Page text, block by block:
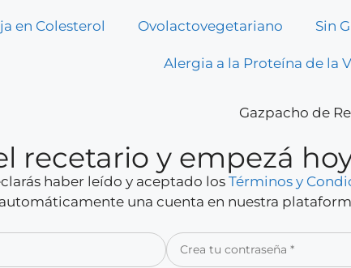
en Colesterol Ovolactovegetariano Sin
Alergia a la Proteína de la
recetario y empezá
haber leído y aceptado los Términos y
una cuenta en nuestra